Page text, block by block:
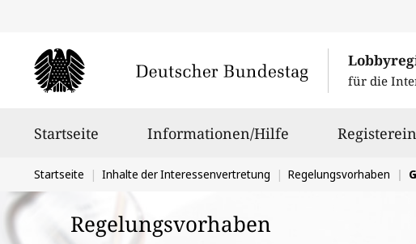
für die
Startseite Informationen/Hilfe
Sie
befinden
sich
Startseite Inhalte der Interessenvertretung Regelungsvorhaben
Regelungsvorhaben